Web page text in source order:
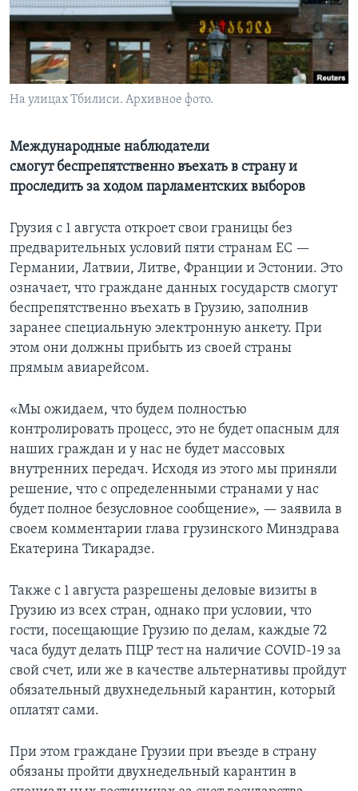
Learning English
СОЦИАЛЬНЫЕ СЕТИ
Языки
На улицах Тбилиси. Архивное фото.
Международные наблюдатели
смогут беспрепятственно въехать в страну и
проследить за ходом парламентских выборов
Грузия с 1 августа откроет свои границы без
предварительных условий пяти странам ЕС —
Германии, Латвии, Литве, Франции и Эстонии. Это
означает, что граждане данных государств смогут
беспрепятственно въехать в Грузию, заполнив
заранее специальную электронную анкету. При
этом они должны прибыть из своей страны
прямым авиарейсом.
«Мы ожидаем, что будем полностью
контролировать процесс, это не будет опасным для
наших граждан и у нас не будет массовых
внутренних передач. Исходя из этого мы приняли
решение, что с определенными странами у нас
будет полное безусловное сообщение», — заявила в
своем комментарии глава грузинского Минздрава
Екатерина Тикарадзе.
Также с 1 августа разрешены деловые визиты в
Грузию из всех стран, однако при условии, что
гости, посещающие Грузию по делам, каждые 72
часа будут делать ПЦР тест на наличие COVID-19 за
свой счет, или же в качестве альтернативы пройдут
обязательный двухнедельный карантин, который
оплатят сами.
При этом граждане Грузии при въезде в страну
обязаны пройти двухнедельный карантин в